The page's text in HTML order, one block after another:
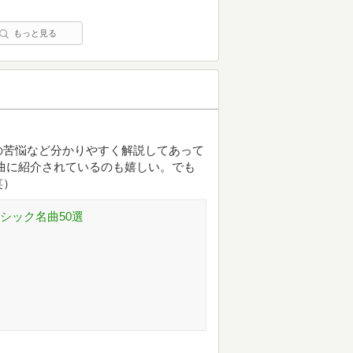
もっと見る
悩など分かりやすく解説してあって
紹介されているのも嬉しい。でも
ック名曲50選